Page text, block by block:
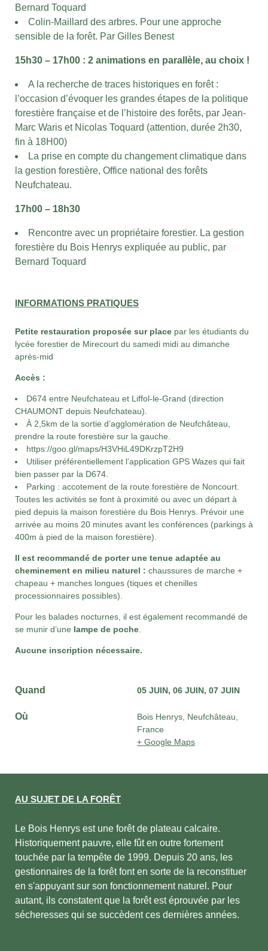
Bernard Toquard
Colin-Maillard des arbres. Pour une approche
sensible de la forêt. Par Gilles Benest
15h30 – 17h00 : 2 animations en parallèle, au choix !
A la recherche de traces historiques en forêt :
l’occasion d’évoquer les grandes étapes de la politique
forestière française et de l’histoire des forêts, par Jean-
Marc Waris et Nicolas Toquard (attention, durée 2h30,
fin à 18H00)
La prise en compte du changement climatique dans
la gestion forestière, Office national des forêts
Neufchateau.
17h00 – 18h30
Rencontre avec un propriétaire forestier. La gestion
forestière du Bois Henrys expliquée au public, par
Bernard Toquard
INFORMATIONS PRATIQUES
Petite restauration proposée sur place par les étudiants du
lycée forestier de Mirecourt du samedi midi au dimanche
après-mid
Accès :
D674 entre Neufchateau et Liffol-le-Grand (direction
CHAUMONT depuis Neufchateau).
À 2,5km de la sortie d’agglomération de Neufchâteau,
prendre la route forestière sur la gauche.
https://goo.gl/maps/H3VHiL49DKrzpT2H9
Utiliser préférentiellement l’application GPS Wazes qui fait
bien passer par la D674.
Parking : accotement de la route forestière de Noncourt.
Toutes les activités se font à proximité ou avec un départ à
pied depuis la maison forestière du Bois Henrys. Prévoir une
arrivée au moins 20 minutes avant les conférences (parkings à
400m à pied de la maison forestière).
Il est recommandé de porter une tenue adaptée au
cheminement en milieu naturel : chaussures de marche +
chapeau + manches longues (tiques et chenilles
processionnaires possibles).
Pour les balades nocturnes, il est également recommandé de
se munir d’une lampe de poche.
Aucune inscription nécessaire.
Quand 05 JUIN 06 JUIN 07 JUIN
Où
Bois Henrys, Neufchâteau,
France
+ Google Maps
AU SUJET DE LA FORÊT
Le Bois Henrys est une forêt de plateau calcaire.
Historiquement pauvre, elle fût en outre fortement
touchée par la tempête de 1999. Depuis 20 ans, les
gestionnaires de la forêt font en sorte de la reconstituer
en s'appuyant sur son fonctionnement naturel. Pour
autant, ils constatent que la forêt est éprouvée par les
sécheresses qui se succèdent ces dernières années.